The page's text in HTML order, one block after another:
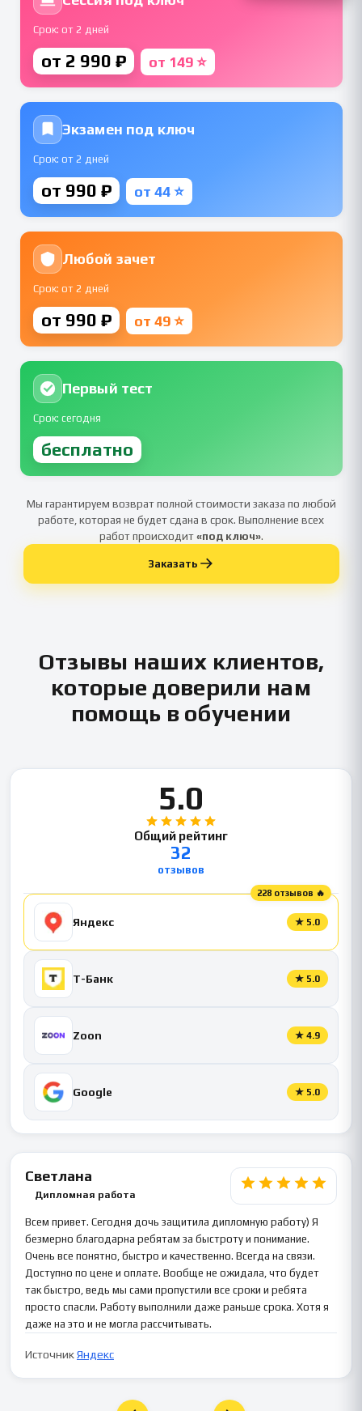
Срок: от 2 дней
от 2 990 ₽ от 149 ⭐
Экзамен под ключ
Срок: от 2 дней
от 990 ₽ от 44 ⭐
Любой зачет
Срок: от 2 дней
от 990 ₽ от 49 ⭐
Первый тест
Срок: сегодня
бесплатно
Мы гарантируем возврат полной стоимости заказа по любой
работе, которая не будет сдана в срок. Выполнение всех
работ происходит«под ключ».
Заказать
Отзывы наших клиентов,
которые доверили нам
помощь в обучении
5.0
Общий рейтинг
32
отзывов
228 отзывов 🔥
Яндекс ★ 5.0
Т-Банк ★ 5.0
Zoon ★ 4.9
Google ★ 5.0
Светлана
Дипломная работа
Всем привет. Сегодня дочь защитила дипломную работу) Я
безмерно благодарна ребятам за быстроту и понимание.
Очень все понятно, быстро и качественно. Всегда на связи.
Доступно по цене и оплате. Вообще не ожидала, что будет
так быстро, ведь мы сами пропустили все сроки и ребята
просто спасли. Работу выполнили даже раньше срока. Хотя я
даже на это и не могла рассчитывать.
ИсточникЯндекс